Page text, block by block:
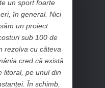
un sport foarte
în general. Nici
un proiect
sub 100 de
rezolva cu câteva
cred că există
litoral, pe unul din
În schimb,